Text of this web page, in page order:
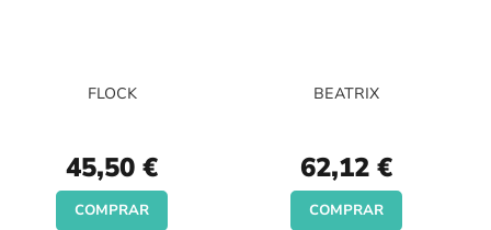
FLOCK
45,50 €
COMPRAR
BEATRIX
62,12 €
COMPRAR